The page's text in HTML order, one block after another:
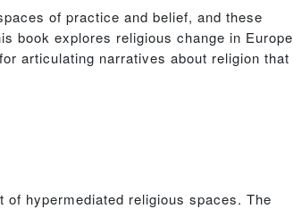
of practice and belief, and these
book explores religious change in Europe
articulating narratives about religion that
hypermediated religious spaces. The